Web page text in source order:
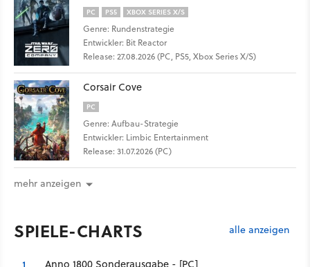
PC PS5 XBOX SERIES X/S
Genre: Rundenstrategie
Entwickler: Bit Reactor
Release: 27.08.2026 (PC, PS5, Xbox Series X/S)
Corsair Cove
PC
Genre: Aufbau-Strategie
Entwickler: Limbic Entertainment
Release: 31.07.2026 (PC)
mehr anzeigen
SPIELE-CHARTS alle anzeigen
Anno 1800 Sonderausgabe - [PC]